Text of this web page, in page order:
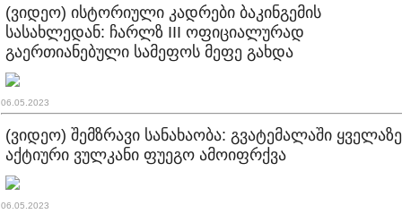
(ვიდეო) ისტორიული კადრები ბაკინგემის
სასახლედან: ჩარლზ III ოფიციალურად
გაერთიანებული სამეფოს მეფე გახდა
06.05.2023
(ვიდეო) შემზრავი სანახაობა: გვატემალაში ყველაზე
აქტიური ვულკანი ფუეგო ამოიფრქვა
06.05.2023